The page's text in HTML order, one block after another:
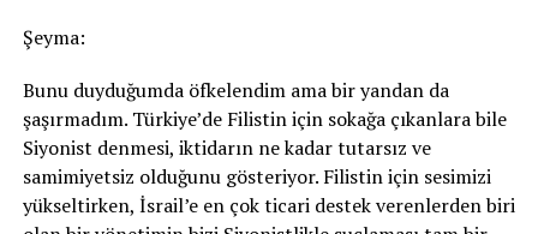
Şeyma:
Bunu duyduğumda öfkelendim ama bir yandan da
şaşırmadım. Türkiye’de Filistin için sokağa çıkanlara bile
Siyonist denmesi, iktidarın ne kadar tutarsız ve
samimiyetsiz olduğunu gösteriyor. Filistin için sesimizi
yükseltirken, İsrail’e en çok ticari destek verenlerden biri